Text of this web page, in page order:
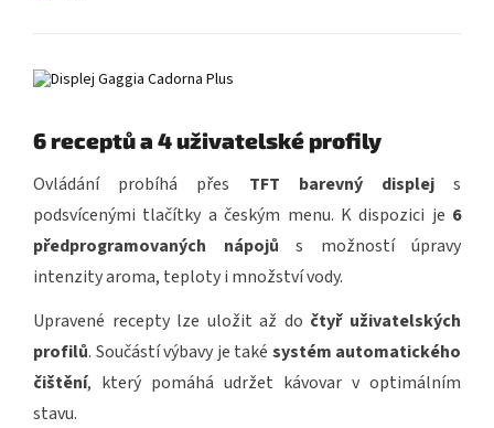
6 receptů a 4 uživatelské profily
Ovládání probíhá přes TFT barevný displejs
podsvícenými tlačítky a českým menu. K dispozici je 6
předprogramovaných nápojů s možností úpravy
intenzity aroma, teploty i množství vody.
Upravené recepty lze uložit až do čtyř uživatelských
profilů. Součástí výbavy je také systém automatického
čištění, který pomáhá udržet kávovar v optimálním
stavu.